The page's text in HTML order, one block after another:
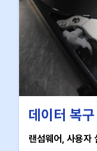
데이터 복구
랜섬웨어, 사용자